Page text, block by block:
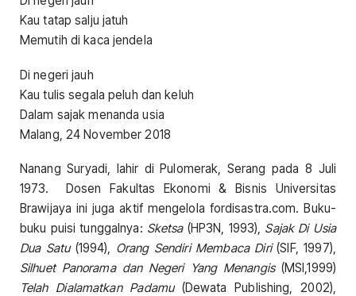
Kau tatap salju jatuh
Memutih di kaca jendela
Di negeri jauh
Kau tulis segala peluh dan keluh
Dalam sajak menanda usia
Malang, 24 November 2018
Nanang Suryadi, lahir di Pulomerak, Serang pada 8 Juli
1973. Dosen Fakultas Ekonomi & Bisnis Universitas
Brawijaya ini juga aktif mengelola fordisastra.com. Buku-
buku puisi tunggalnya: Sketsa (HP3N, 1993), Sajak Di Usia
Dua Satu(1994), Orang Sendiri Membaca Diri(SIF, 1997),
Silhuet Panorama dan Negeri Yang Menangis (MSI,1999)
Telah Dialamatkan Padamu (Dewata Publishing, 2002),